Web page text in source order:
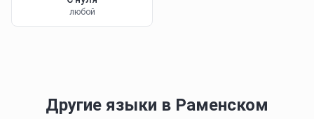
любой
Другие языки в Раменском